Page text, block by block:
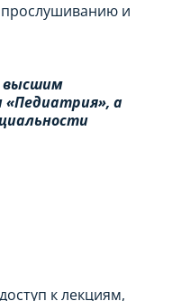
и
высшим
«Педиатрия», а
к лекциям,